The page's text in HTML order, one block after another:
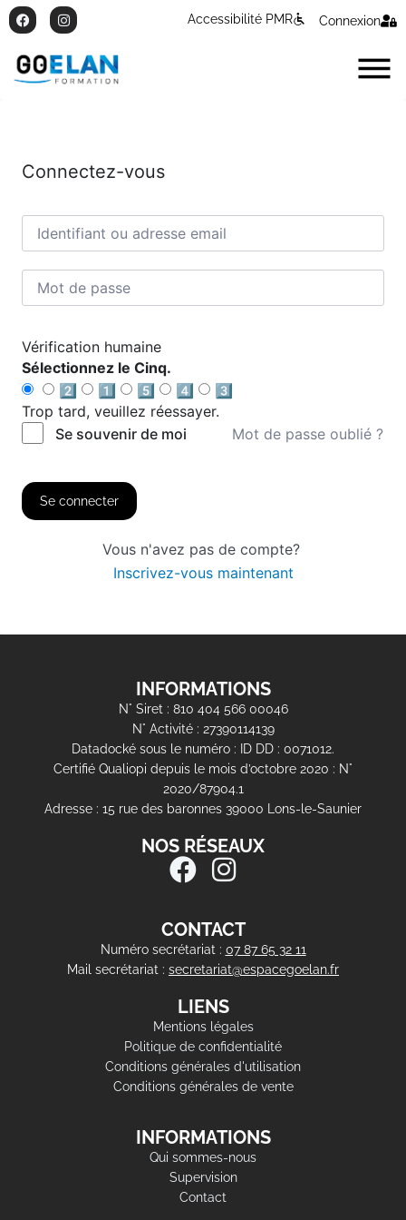
Accessibilité PMR Connexion
Connectez-vous
Vérification humaine
Sélectionnez le Cinq.
2️⃣
1️⃣ 5️⃣ 4️⃣
3️⃣
Trop tard, veuillez réessayer.
Se souvenir de moi
Mot de passe oublié ?
Se connecter
Vous n'avez pas de compte?
Inscrivez-vous maintenant
INFORMATIONS
N° Siret : 810 404 566 00046
N° Activité : 27390114139
Datadocké sous le numéro : ID DD : 0071012.
Certifié Qualiopi depuis le mois d’octobre 2020 : N°
2020/87904.1
Adresse : 15 rue des baronnes 39000 Lons-le-Saunier
NOS RÉSEAUX
CONTACT
Numéro secrétariat : 07 87 65 32 11
Mail secrétariat : secretariat@espacegoelan.fr
LIENS
Mentions légales
Politique de confidentialité
Conditions générales d'utilisation
Conditions générales de vente
INFORMATIONS
Qui sommes-nous
Supervision
Contact